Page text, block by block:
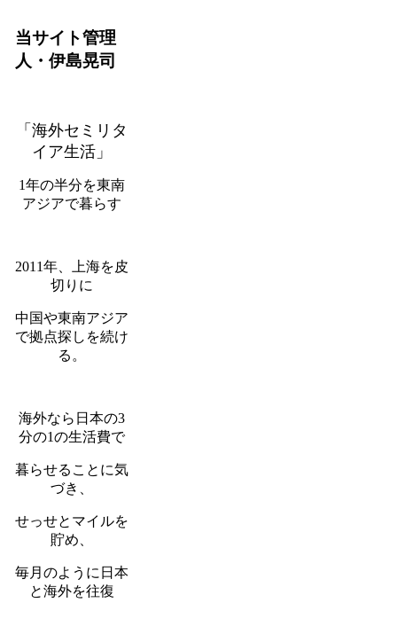
当サイト管理
人・伊島晃司
「海外セミリタ
イア生活」
1年の半分を東南
アジアで暮らす
2011年、上海を皮
切りに
中国や東南アジア
で拠点探しを続け
る。
海外なら日本の3
分の1の生活費で
暮らせることに気
づき、
せっせとマイルを
貯め、
毎月のように日本
と海外を往復